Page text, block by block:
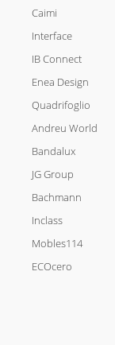
Caimi
Interface
IB Connect
Enea Design
Quadrifoglio
Andreu World
Bandalux
JG Group
Bachmann
Inclass
Mobles114
ECOcero